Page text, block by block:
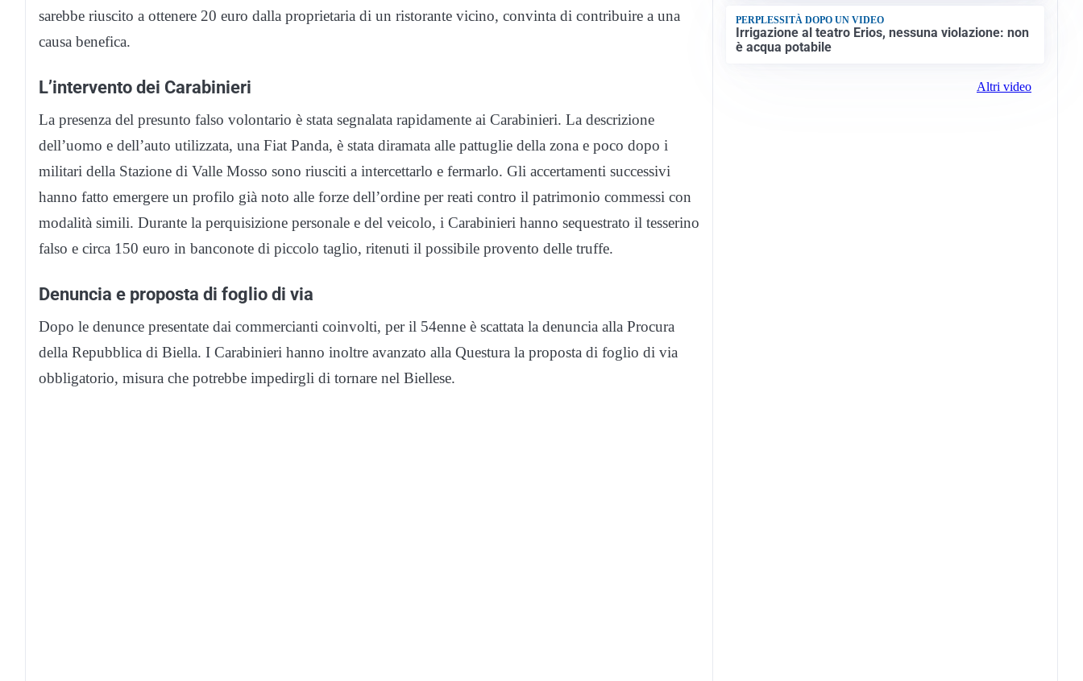
sarebbe riuscito a ottenere 20 euro dalla proprietaria di un ristorante vicino, convinta di contribuire a una
causa benefica.
L’intervento dei Carabinieri
La presenza del presunto falso volontario è stata segnalata rapidamente ai Carabinieri. La descrizione
dell’uomo e dell’auto utilizzata, una Fiat Panda, è stata diramata alle pattuglie della zona e poco dopo i
militari della Stazione di Valle Mosso sono riusciti a intercettarlo e fermarlo. Gli accertamenti successivi
hanno fatto emergere un profilo già noto alle forze dell’ordine per reati contro il patrimonio commessi con
modalità simili. Durante la perquisizione personale e del veicolo, i Carabinieri hanno sequestrato il tesserino
falso e circa 150 euro in banconote di piccolo taglio, ritenuti il possibile provento delle truffe.
Denuncia e proposta di foglio di via
Dopo le denunce presentate dai commercianti coinvolti, per il 54enne è scattata la denuncia alla Procura
della Repubblica di Biella. I Carabinieri hanno inoltre avanzato alla Questura la proposta di foglio di via
obbligatorio, misura che potrebbe impedirgli di tornare nel Biellese.
PERPLESSITÀ DOPO UN VIDEO
Irrigazione al teatro Erios, nessuna violazione: non
è acqua potabile
Altri video